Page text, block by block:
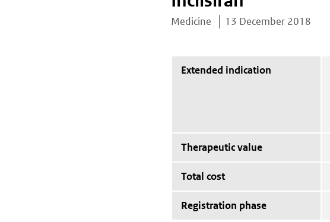
Medicine 13 December 2018
Extended indication
Therapeutic value
Total cost
Registration phase